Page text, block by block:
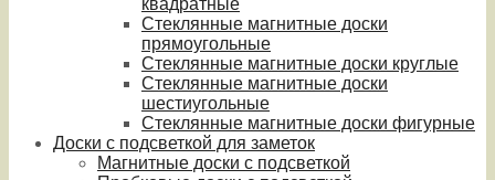
квадратные
Стеклянные магнитные доски
прямоугольные
Стеклянные магнитные доски круглые
Стеклянные магнитные доски
шестиугольные
Стеклянные магнитные доски фигурные
Доски с подсветкой для заметок
Магнитные доски с подсветкой